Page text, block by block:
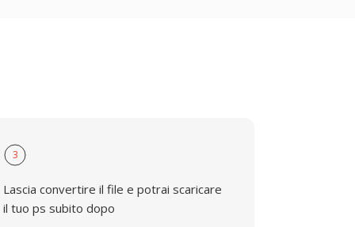
3
Lascia convertire il file e potrai scaricare
il tuo ps subito dopo